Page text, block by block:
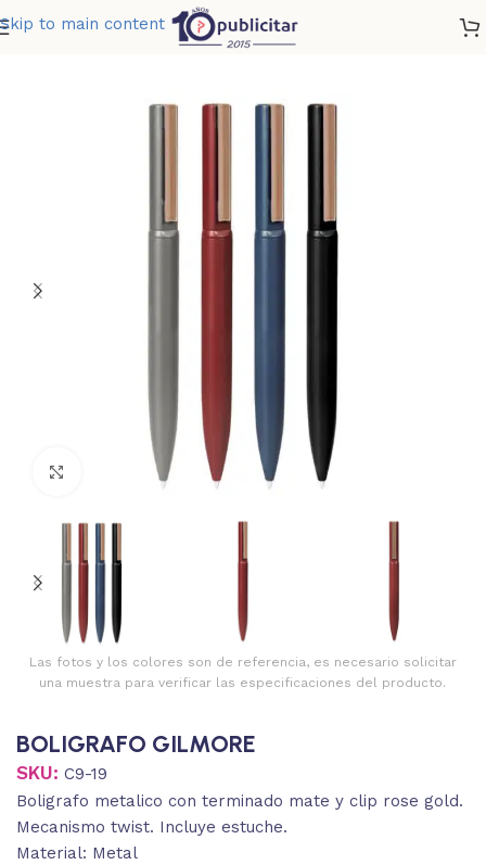
Skip to main content
BOLIGRAFO GILMORE
Clic para ampliar
Las fotos y los colores son de referencia, es necesario solicitar
una muestra para verificar las especificaciones del producto.
BOLIGRAFO GILMORE
SKU: C9-19
Boligrafo metalico con terminado mate y clip rose gold.
Mecanismo twist. Incluye estuche.
Material: Metal